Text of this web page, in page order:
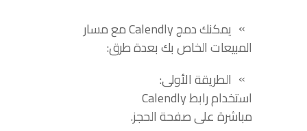
يمكنك دمج Calendly مع مسار
المبيعات الخاص بك بعدة طرق:
الطريقة الأولى:
استخدام رابط Calendly
مباشرة على صفحة الحجز.